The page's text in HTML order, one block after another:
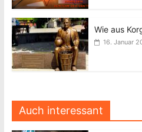
Wie aus
16. Januar
Auch interessant